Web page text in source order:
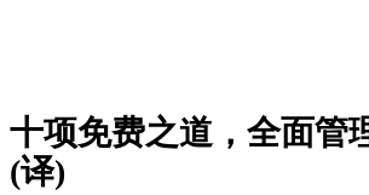
十项免费之道，全面管
(译)